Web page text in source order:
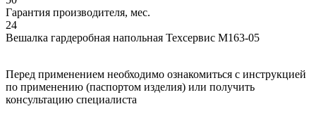
Гарантия производителя, мес.
24
Вешалка гардеробная напольная Техсервис М163-05
Перед применением необходимо ознакомиться с инструкцией
по применению (паспортом изделия) или получить
консультацию специалиста